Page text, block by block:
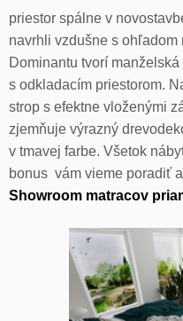
priestor spálne v
navrhli vzdušne s
Dominantu tvorí
s odkladacím priestorom.
strop s efektne vloženými
zjemňuje výrazný
v tmavej farbe. Všetok
bonus vám vieme poradiť
Showroom matracov